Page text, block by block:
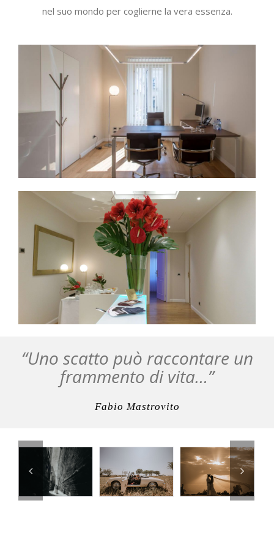
nel suo mondo per coglierne la vera essenza.
“Uno scatto può raccontare un
frammento di vita…”
Fabio Mastrovito